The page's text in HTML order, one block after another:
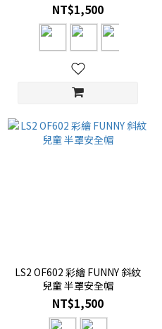
NT$1,500
LS2 OF602 彩繪 FUNNY 斜紋
兒童 半罩安全帽
NT$1,500